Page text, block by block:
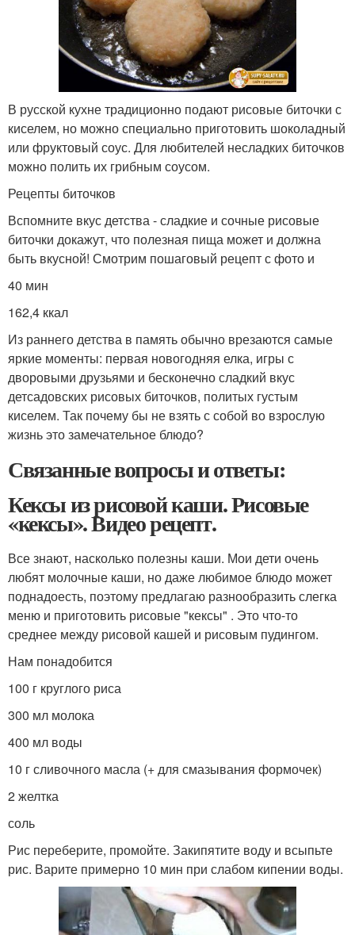
В русской кухне традиционно подают рисовые биточки с
киселем, но можно специально приготовить шоколадный
или фруктовый соус. Для любителей несладких биточков
можно полить их грибным соусом.
Рецепты биточков
Вспомните вкус детства - сладкие и сочные рисовые
биточки докажут, что полезная пища может и должна
быть вкусной! Смотрим пошаговый рецепт с фото и
40 мин
162,4 ккал
Из раннего детства в память обычно врезаются самые
яркие моменты: первая новогодняя елка, игры с
дворовыми друзьями и бесконечно сладкий вкус
детсадовских рисовых биточков, политых густым
киселем. Так почему бы не взять с собой во взрослую
жизнь это замечательное блюдо?
Связанные вопросы и ответы:
Кексы из рисовой каши. Рисовые
«кексы». Видео рецепт.
Все знают, насколько полезны каши. Мои дети очень
любят молочные каши, но даже любимое блюдо может
поднадоесть, поэтому предлагаю разнообразить слегка
меню и приготовить рисовые "кексы" . Это что-то
среднее между рисовой кашей и рисовым пудингом.
Нам понадобится
100 г круглого риса
300 мл молока
400 мл воды
10 г сливочного масла (+ для смазывания формочек)
2 желтка
соль
Рис переберите, промойте. Закипятите воду и всыпьте
рис. Варите примерно 10 мин при слабом кипении воды.